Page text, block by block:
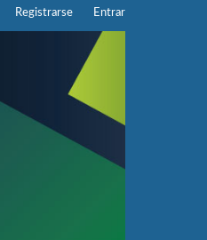
Registrarse Entrar